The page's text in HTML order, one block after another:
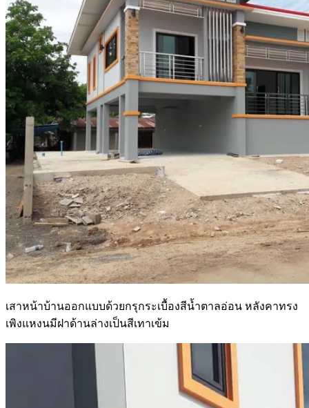
เสาหน้าบ้านออกแบบด้วยกรุกระเบื้องสีน้ำตาลอ่อน หลังคาทรง
เพิงแหงนมีฝาด้านล่างเป็นสีเทาเข้ม